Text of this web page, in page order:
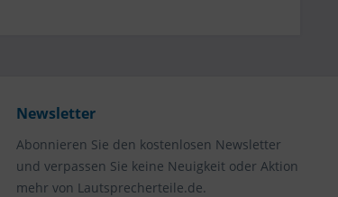
Newsletter
Abonnieren Sie den kostenlosen Newsletter
und verpassen Sie keine Neuigkeit oder Aktion
mehr von Lautsprecherteile.de.